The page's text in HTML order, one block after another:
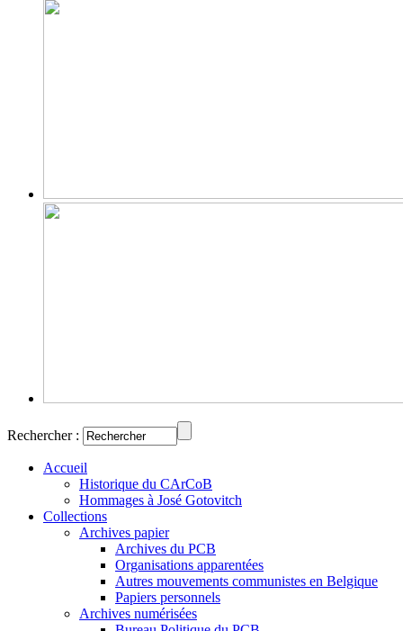
Rechercher :
Accueil
Historique du CArCoB
Hommages à José Gotovitch
Collections
Archives papier
Archives du PCB
Organisations apparentées
Autres mouvements communistes en Belgique
Papiers personnels
Archives numérisées